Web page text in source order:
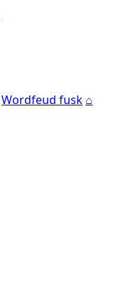
Wordfeud fusk ⌂